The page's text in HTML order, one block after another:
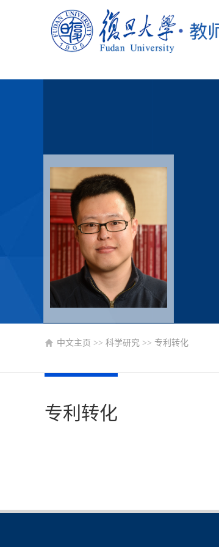
中文主页 >> 科学研究 >> 专利转化
专利转化